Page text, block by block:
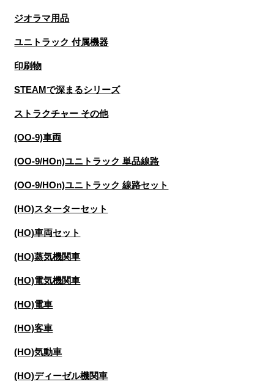
ジオラマ用品
ユニトラック 付属機器
印刷物
STEAMで深まるシリーズ
ストラクチャー その他
(OO-9)車両
(OO-9/HOn)ユニトラック 単品線路
(OO-9/HOn)ユニトラック 線路セット
(HO)スターターセット
(HO)車両セット
(HO)蒸気機関車
(HO)電気機関車
(HO)電車
(HO)客車
(HO)気動車
(HO)ディーゼル機関車